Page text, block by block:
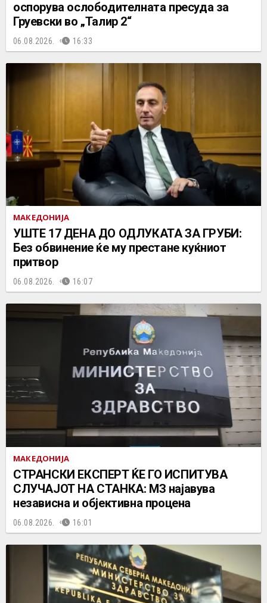
оспорува ослободителната пресуда за
Груевски во „Талир 2“
06.08.2026. 16:33
МАКЕДОНИЈА
УШТЕ 17 ДЕНА ДО ОДЛУКАТА ЗА ГРУБИ:
Без обвинение ќе му престане куќниот
притвор
06.08.2026. 16:07
МАКЕДОНИЈА
СТРАНСКИ ЕКСПЕРТ ЌЕ ГО ИСПИТУВА
СЛУЧАЈОТ НА СТАНКА: МЗ најавува
независна и објективна процена
06.08.2026. 16:01